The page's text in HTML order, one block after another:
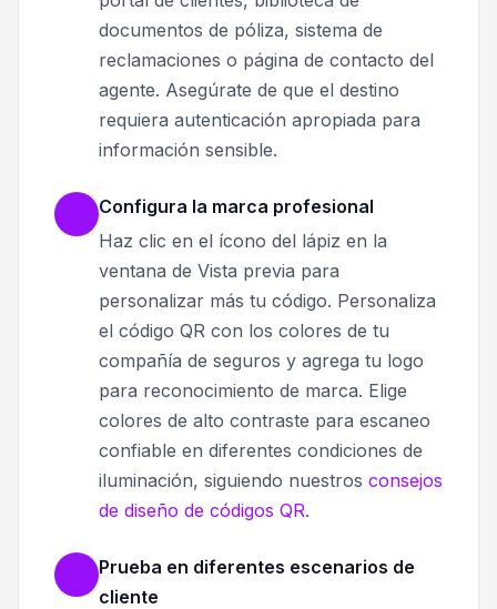
documentos de póliza, sistema de
reclamaciones o página de contacto del
agente. Asegúrate de que el destino
requiera autenticación apropiada para
información sensible.
Configura la marca profesional
Haz clic en el ícono del lápiz en la
ventana de Vista previa para
personalizar más tu código. Personaliza
el código QR con los colores de tu
compañía de seguros y agrega tu logo
para reconocimiento de marca. Elige
colores de alto contraste para escaneo
confiable en diferentes condiciones de
iluminación, siguiendo nuestros consejos
de diseño de códigos QR.
Prueba en diferentes escenarios de
cliente